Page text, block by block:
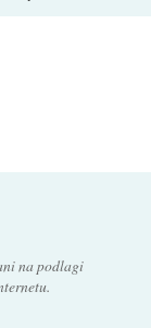
na podlagi